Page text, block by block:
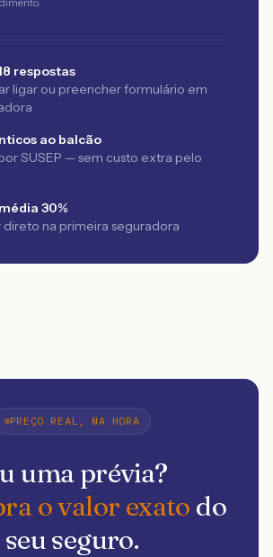
respostas
ligar ou preencher formulário em
ao balcão
SUSEP — sem custo extra pelo
30%
direto na primeira seguradora
PREÇO REAL, NA HORA
uma prévia?
o valor exato do
seu seguro.